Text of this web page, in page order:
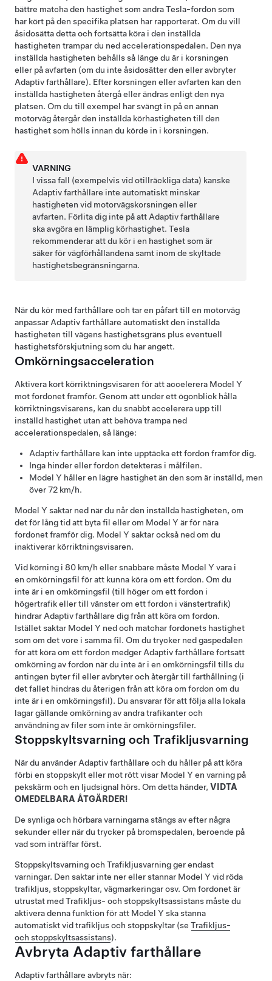
bättre matcha den hastighet som andra Tesla-fordon som
har kört på den specifika platsen har rapporterat. Om du vill
åsidosätta detta och fortsätta köra i den inställda
hastigheten trampar du ned accelerationspedalen. Den nya
inställda hastigheten behålls så länge du är i korsningen
eller på avfarten (om du inte åsidosätter den eller avbryter
Adaptiv farthållare). Efter korsningen eller avfarten kan den
inställda hastigheten återgå eller ändras enligt den nya
platsen. Om du till exempel har svängt in på en annan
motorväg återgår den inställda körhastigheten till den
hastighet som hölls innan du körde in i korsningen.
VARNING
I vissa fall (exempelvis vid otillräckliga data) kanske
Adaptiv farthållare inte automatiskt minskar
hastigheten vid motorvägskorsningen eller
avfarten. Förlita dig inte på att Adaptiv farthållare
ska avgöra en lämplig körhastighet. Tesla
rekommenderar att du kör i en hastighet som är
säker för vägförhållandena samt inom de skyltade
hastighetsbegränsningarna.
När du kör med farthållare och tar en påfart till en motorväg
anpassar Adaptiv farthållare automatiskt den inställda
hastigheten till vägens hastighetsgräns plus eventuell
hastighetsförskjutning som du har angett.
Omkörningsacceleration
Aktivera kort körriktningsvisaren för att accelerera Model Y
mot fordonet framför. Genom att under ett ögonblick hålla
körriktningsvisarens, kan du snabbt accelerera upp till
inställd hastighet utan att behöva trampa ned
accelerationspedalen, så länge:
Adaptiv farthållare kan inte upptäcka ett fordon framför dig.
Inga hinder eller fordon detekteras i målfilen.
Model Y håller en lägre hastighet än den som är inställd, men
över72 km/h.
Model Y saktar ned när du når den inställda hastigheten, om
det för lång tid att byta fil eller om Model Y är för nära
fordonet framför dig. Model Y saktar också ned om du
inaktiverar körriktningsvisaren.
Vid körning i 80 km/h eller snabbare måste Model Y vara i
en omkörningsfil för att kunna köra om ett fordon. Om du
inte är i en omkörningsfil (till höger om ett fordon i
högertrafik eller till vänster om ett fordon i vänstertrafik)
hindrar Adaptiv farthållare dig från att köra om fordon.
Istället saktar Model Y ned och matchar fordonets hastighet
som om det vore i samma fil. Om du trycker ned gaspedalen
för att köra om ett fordon medger Adaptiv farthållare fortsatt
omkörning av fordon när du inte är i en omkörningsfil tills du
antingen byter fil eller avbryter och återgår till farthållning (i
det fallet hindras du återigen från att köra om fordon om du
inte är i en omkörningsfil). Du ansvarar för att följa alla lokala
lagar gällande omkörning av andra trafikanter och
användning av filer som inte är omkörningsfiler.
Stoppskyltsvarning och Trafikljusvarning
När du använder Adaptiv farthållare och du håller på att köra
förbi en stoppskylt eller mot rött visar Model Y en varning på
pekskärm och en ljudsignal hörs. Om detta händer, VIDTA
OMEDELBARA ÅTGÄRDER!
De synliga och hörbara varningarna stängs av efter några
sekunder eller när du trycker på bromspedalen, beroende på
vad som inträffar först.
Stoppskyltsvarning och Trafikljusvarning ger endast
varningar. Den saktar inte ner eller stannar Model Y vid röda
trafikljus, stoppskyltar, vägmarkeringar osv. Om fordonet är
utrustat medTrafikljus- och stoppskyltsassistans måste du
aktivera denna funktion för att Model Y ska stanna
automatiskt vid trafikljus och stoppskyltar (se Trafikljus-
och stoppskyltsassistans).
Avbryta Adaptiv farthållare
Adaptiv farthållare avbryts när: